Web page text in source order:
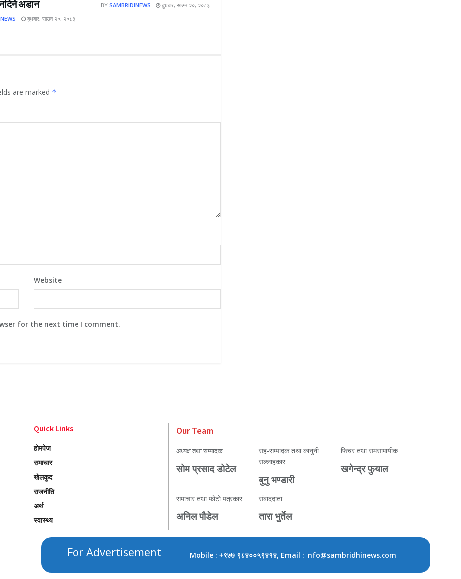
अडान
बुधबार, साउन २०, २०८३
BY SAMBRIDINEWS बुधबार, साउन २०, २०८३
are marked *
Website
for the next time I comment.
Quick Links
होमपेज
समाचार
खेलकुद
राजनीति
अर्थ
स्वास्थ्य
Our Team
अध्यक्ष तथा सम्पादक
सोम प्रसाद डोटेल
सह-सम्पादक तथा कानुनी
सल्लाहकार
बुनु भण्डारी
फिचर तथा समसामायीक
खगेन्द्र फुयाल
समाचार तथा फोटो पत्रकार
अनिल पौडेल
संबाददाता
तारा भुर्तेल
For Advertisement Mobile :+९७७ ९८४००५९४१४, Email : info@sambridhinews.com